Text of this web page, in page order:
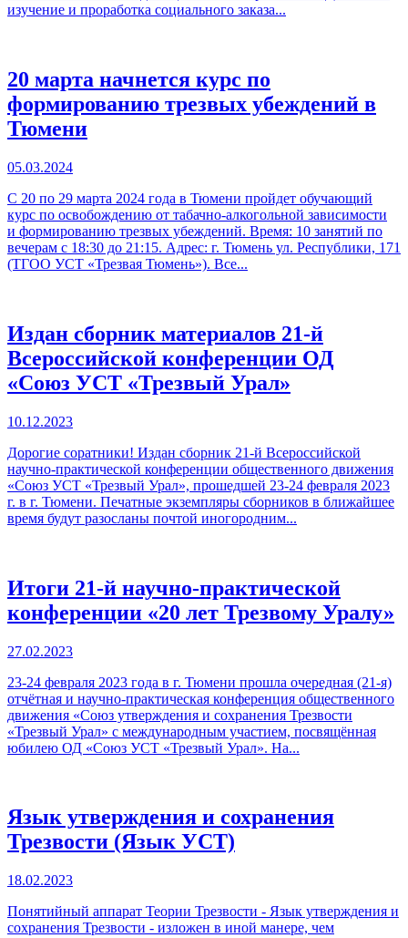
изучение и проработка социального заказа...
20 марта начнется курс по
формированию трезвых убеждений в
Тюмени
05.03.2024
С 20 по 29 марта 2024 года в Тюмени пройдет обучающий
курс по освобождению от табачно-алкогольной зависимости
и формированию трезвых убеждений. Время: 10 занятий по
вечерам с 18:30 до 21:15. Адрес: г. Тюмень ул. Республики, 171
(ТГОО УСТ «Трезвая Тюмень»). Все...
Издан сборник материалов 21-й
Всероссийской конференции ОД
«Союз УСТ «Трезвый Урал»
10.12.2023
Дорогие соратники! Издан сборник 21-й Всероссийской
научно-практической конференции общественного движения
«Союз УСТ «Трезвый Урал», прошедшей 23-24 февраля 2023
г. в г. Тюмени. Печатные экземпляры сборников в ближайшее
время будут разосланы почтой иногородним...
Итоги 21-й научно-практической
конференции «20 лет Трезвому Уралу»
27.02.2023
23-24 февраля 2023 года в г. Тюмени прошла очередная (21-я)
отчётная и научно-практическая конференция общественного
движения «Союз утверждения и сохранения Трезвости
«Трезвый Урал» с международным участием, посвящённая
юбилею ОД «Союз УСТ «Трезвый Урал». На...
Язык утверждения и сохранения
Трезвости (Язык УСТ)
18.02.2023
Понятийный аппарат Теории Трезвости - Язык утверждения и
сохранения Трезвости - изложен в иной манере, чем